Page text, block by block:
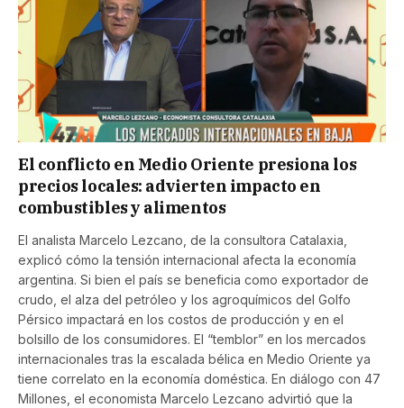
El conflicto en Medio Oriente presiona los
precios locales: advierten impacto en
combustibles y alimentos
El analista Marcelo Lezcano, de la consultora Catalaxia,
explicó cómo la tensión internacional afecta la economía
argentina. Si bien el país se beneficia como exportador de
crudo, el alza del petróleo y los agroquímicos del Golfo
Pérsico impactará en los costos de producción y en el
bolsillo de los consumidores. El “temblor” en los mercados
internacionales tras la escalada bélica en Medio Oriente ya
tiene correlato en la economía doméstica. En diálogo con 47
Millones, el economista Marcelo Lezcano advirtió que la